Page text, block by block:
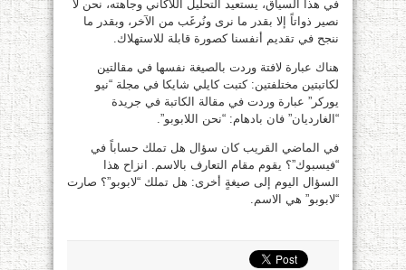
في هذا السياق، يستعيد التحليل اللاكاني وجاهته، نحن لا
نصير ذواتاً إلا بقدر ما نرى ونُرغَب من الآخر، وبقدر ما
ننجح في تقديم أنفسنا كصورة قابلة للاستهلاك.
هناك عبارة لافتة وردت بالصيغة نفسها في مقالتين
لكاتبتين مختلفتين: كتبت كايلي شايكا في مجلة “نيو
يوركر” عبارة وردت في مقالة الكاتبة في جريدة
“الغارديان” فان بادهام: “نحن اللابوبو”.
في الماضي القريب كان سؤال هل تملك حساباً في
“فيسبوك”؟ يقوم مقام التعارف بالاسم. انزاح هذا
السؤال اليوم إلى صيغةٍ أخرى: هل تملك “لابوبو”؟ صارت
“لابوبو” هي الاسم.